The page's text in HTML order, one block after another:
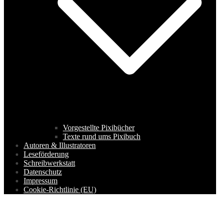
Vorgestellte Pixibücher
Texte rund ums Pixibuch
Autoren & Illustratoren
Leseförderung
Schreibwerkstatt
Datenschutz
Impressum
Cookie-Richtlinie (EU)